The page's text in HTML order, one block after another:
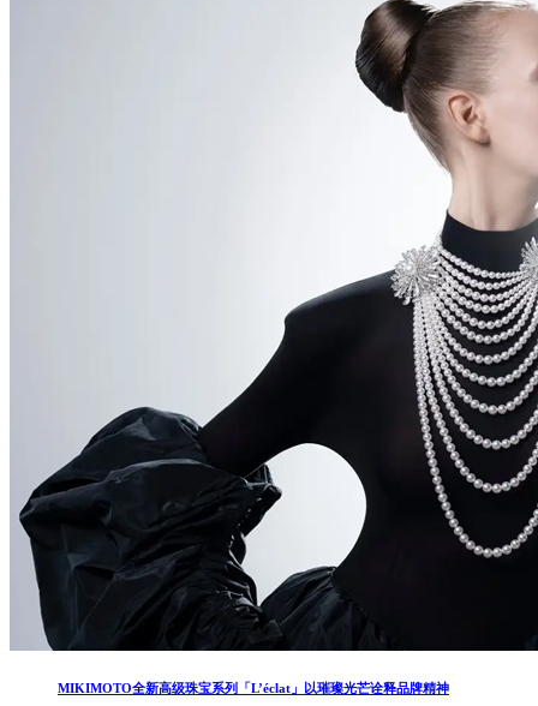
MIKIMOTO全新高级珠宝系列「L’éclat」以璀璨光芒诠释品牌精神